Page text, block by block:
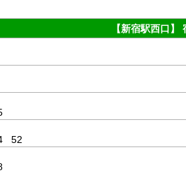
【新宿駅西口
52